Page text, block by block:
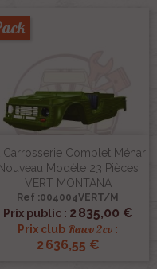
Carrosserie Complet Méhari
Nouveau Modèle 23 Pièces
VERT MONTANA
Ref :004004VERT/M
Prix public : 2 835,00 €
Prix club Renov 2cv :
2 636,55 €